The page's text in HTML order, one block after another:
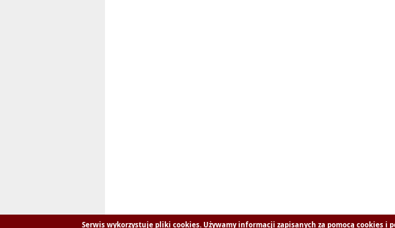
Serwis wykorzystuje pliki cookies. Używamy informacji zapisanych za pomocą cookies i